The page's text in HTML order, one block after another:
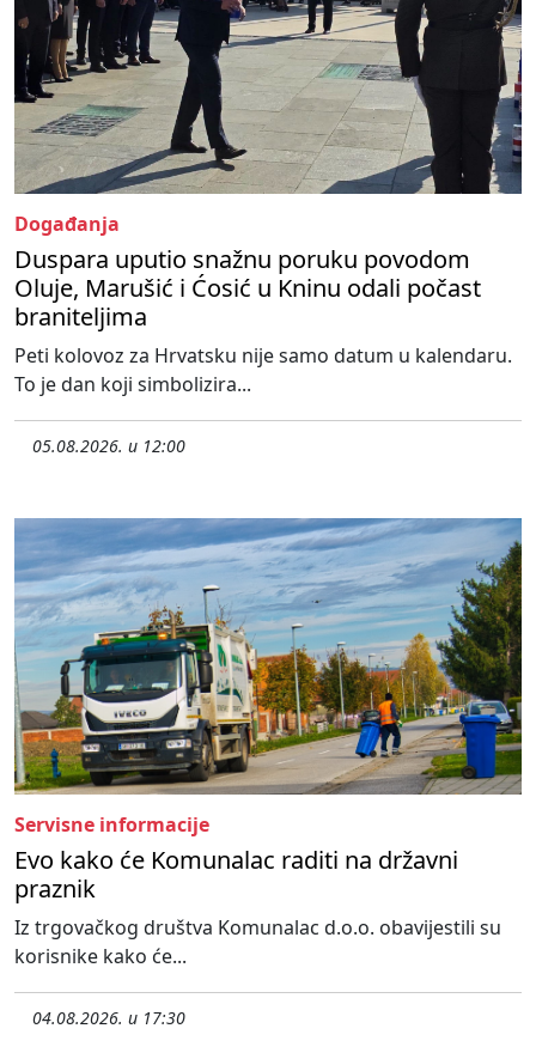
Događanja
Duspara uputio snažnu poruku povodom
Oluje, Marušić i Ćosić u Kninu odali počast
braniteljima
Peti kolovoz za Hrvatsku nije samo datum u kalendaru.
To je dan koji simbolizira...
05.08.2026. u 12:00
Servisne informacije
Evo kako će Komunalac raditi na državni
praznik
Iz trgovačkog društva Komunalac d.o.o. obavijestili su
korisnike kako će...
04.08.2026. u 17:30